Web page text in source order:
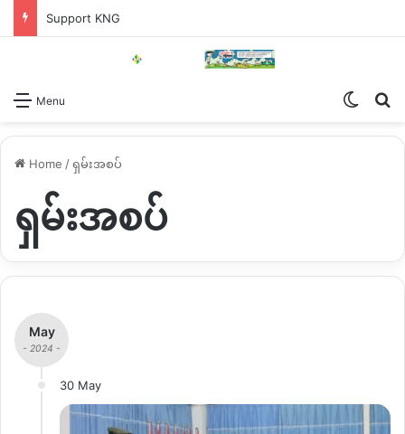
Support KNG
Menu
Home /ရှမ်းအစပ်
ရှမ်းအစပ်
May
- 2024 -
30 May